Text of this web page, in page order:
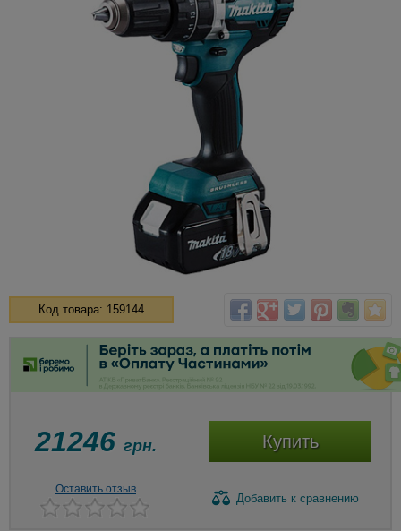
Код товара: 159144
21246 грн. Купить
Оставить отзыв
Добавить к сравнению